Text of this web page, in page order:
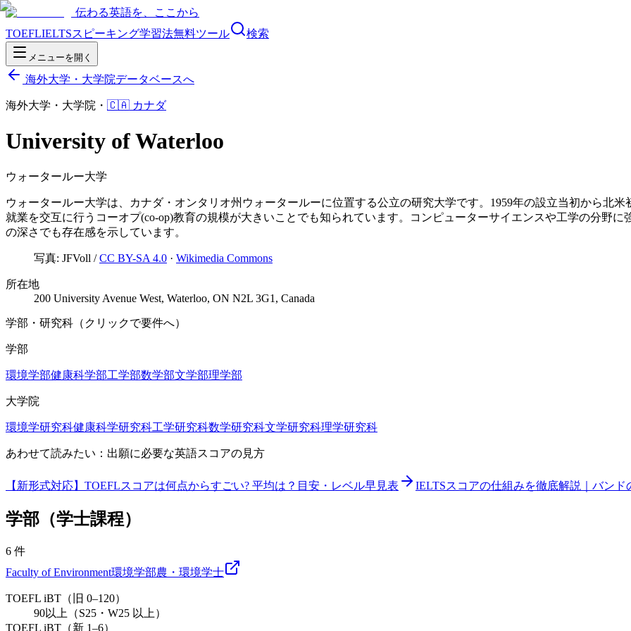
伝わる英語を、ここから
TOEFLIELTSスピーキング学習法無料ツール 検索
メニューを開く
海外大学・大学院データベースへ
海外大学・大学院 ・ 🇨🇦 カナダ
University of Waterloo
ウォータールー大学
ウォータールー大学は、カナダ・オンタリオ州ウォータールーに位置する公立の研究大学です。1959年の設立当初から北
就業を交互に行うコーオプ(co-op)教育の規模が大きいことでも知られています。コンピューターサイエンスや工学の分野
の深さでも存在感を示しています。
写真: JFVoll /CC BY-SA 4.0 · Wikimedia Commons
所在地
200 University Avenue West, Waterloo, ON N2L 3G1, Canada
学部・研究科（クリックで要件へ）
学部
環境学部健康科学部工学部数学部文学部理学部
大学院
環境学研究科健康科学研究科工学研究科数学研究科文学研究科理学研究科
あわせて読みたい：出願に必要な英語スコアの見方
【新形式対応】TOEFLスコアは何点からすごい? 平均は？目安・レベル早見表 IELTSスコアの仕組みを徹底解説｜バンド
学部（学士課程）
6 件
Faculty of Environment環境学部農・環境学士
TOEFL iBT（旧 0–120）
90以上（S25・W25 以上）
TOEFL iBT（新 1–6）